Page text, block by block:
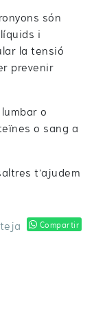
són
i
la tensió
prevenir
o
o sang a
t’ajudem
Compartir